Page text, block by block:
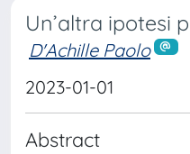
Un’altra ipotesi
D'Achille Paolo
2023-01-01
Abstract